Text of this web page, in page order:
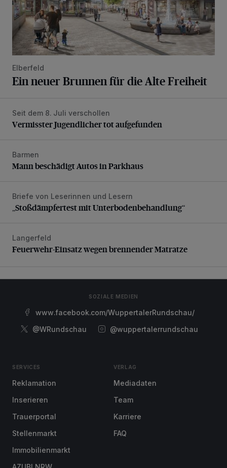
Elberfeld
Ein neuer Brunnen für die Alte Freiheit
Vermisster Jugendlicher tot aufgefunden
Seit dem 8. Juli verschollen
Vermisster Jugendlicher tot aufgefunden
Mann beschädigt Autos in Parkhaus
Barmen
Mann beschädigt Autos in Parkhaus
„Stoßdämpfertest mit Unterbodenbehandlung“
Briefe von Leserinnen und Lesern
„Stoßdämpfertest mit Unterbodenbehandlung“
Feuerwehr-Einsatz wegen brennender Matratze
Langerfeld
Feuerwehr-Einsatz wegen brennender Matratze
SOZIALE MEDIEN
www.facebook.com/WuppertalerRundschau/
@WRundschau
@wuppertalerrundschau
SERVICES
Reklamation
Inserieren
Trauerportal
Stellenmarkt
Immobilienmarkt
VERLAG
Mediadaten
Team
Karriere
FAQ